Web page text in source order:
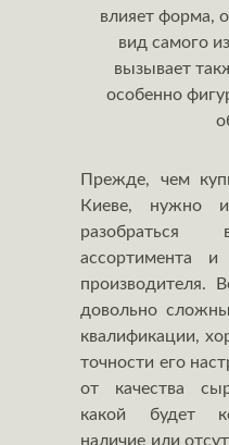
влияет форма,
вид самого
вызывает
особенно
Прежде, чем
Киеве, нужно
разобраться
ассортимента
производителя.
довольно
квалификации,
точности его
от качества
какой будет
наличие или